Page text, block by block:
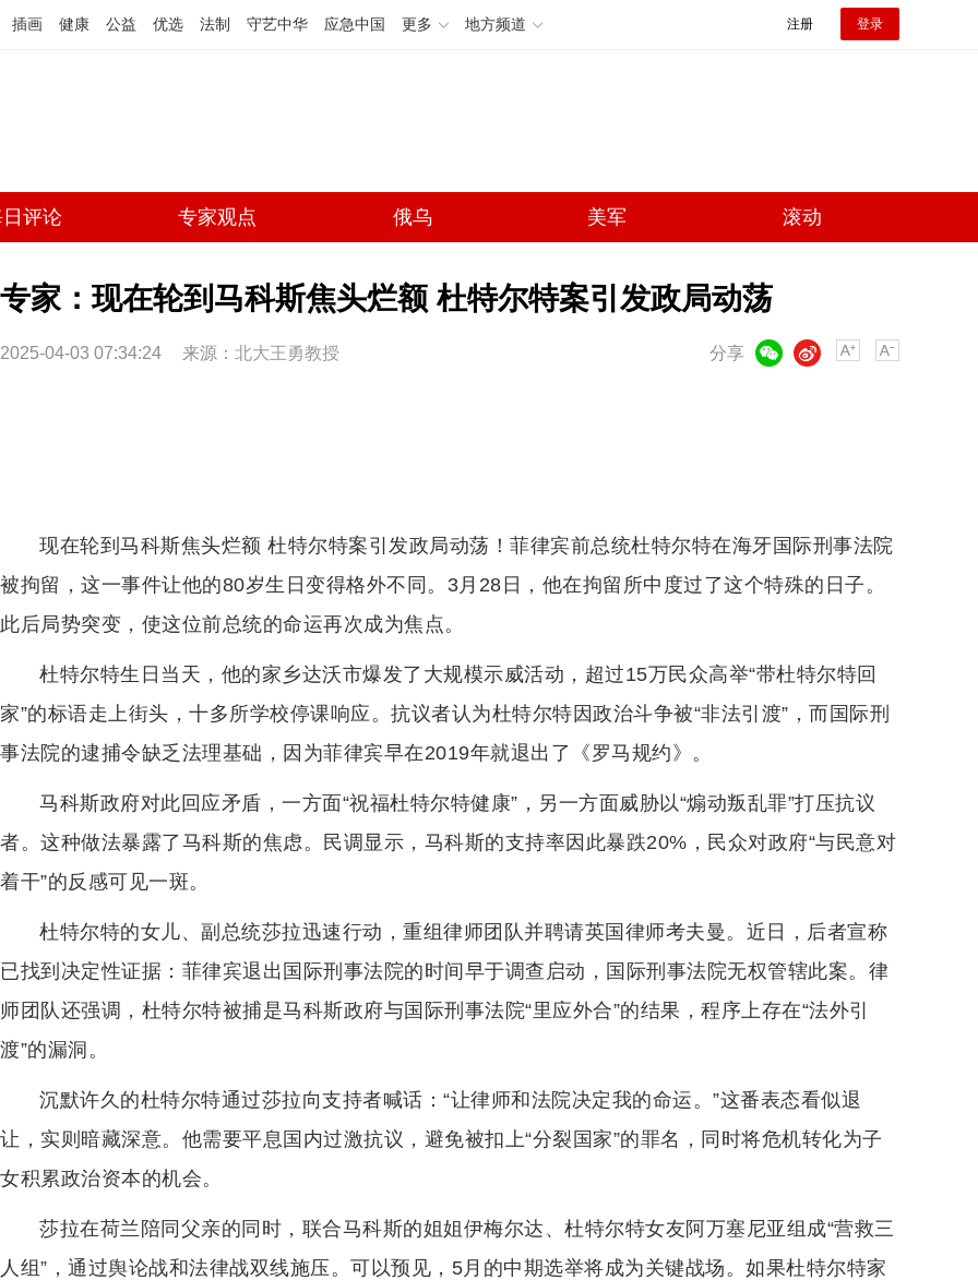
插画 健康 公益 优选 法制 守艺中华 应急中国 更多 地方频道 注册 登录
评论 专家观点 俄乌 美军 滚动
专家：现在轮到马科斯焦头烂额 杜特尔特案引发政局动荡
2025-04-03 07:34:24 来源： 北大王勇教授 分享
微博
现在轮到马科斯焦头烂额 杜特尔特案引发政局动荡！菲律宾前总统杜特尔特在海牙国际刑事法院
被拘留，这一事件让他的80岁生日变得格外不同。3月28日，他在拘留所中度过了这个特殊的日子。
此后局势突变，使这位前总统的命运再次成为焦点。
杜特尔特生日当天，他的家乡达沃市爆发了大规模示威活动，超过15万民众高举“带杜特尔特回
家”的标语走上街头，十多所学校停课响应。抗议者认为杜特尔特因政治斗争被“非法引渡”，而国际刑
事法院的逮捕令缺乏法理基础，因为菲律宾早在2019年就退出了《罗马规约》。
马科斯政府对此回应矛盾，一方面“祝福杜特尔特健康”，另一方面威胁以“煽动叛乱罪”打压抗议
者。这种做法暴露了马科斯的焦虑。民调显示，马科斯的支持率因此暴跌20%，民众对政府“与民意对
着干”的反感可见一斑。
杜特尔特的女儿、副总统莎拉迅速行动，重组律师团队并聘请英国律师考夫曼。近日，后者宣称
已找到决定性证据：菲律宾退出国际刑事法院的时间早于调查启动，国际刑事法院无权管辖此案。律
师团队还强调，杜特尔特被捕是马科斯政府与国际刑事法院“里应外合”的结果，程序上存在“法外引
渡”的漏洞。
沉默许久的杜特尔特通过莎拉向支持者喊话：“让律师和法院决定我的命运。”这番表态看似退
让，实则暗藏深意。他需要平息国内过激抗议，避免被扣上“分裂国家”的罪名，同时将危机转化为子
女积累政治资本的机会。
莎拉在荷兰陪同父亲的同时，联合马科斯的姐姐伊梅尔达、杜特尔特女友阿万塞尼亚组成“营救三
人组”，通过舆论战和法律战双线施压。可以预见，5月的中期选举将成为关键战场。如果杜特尔特家